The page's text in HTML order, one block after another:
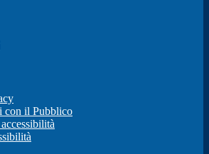
con il Pubblico